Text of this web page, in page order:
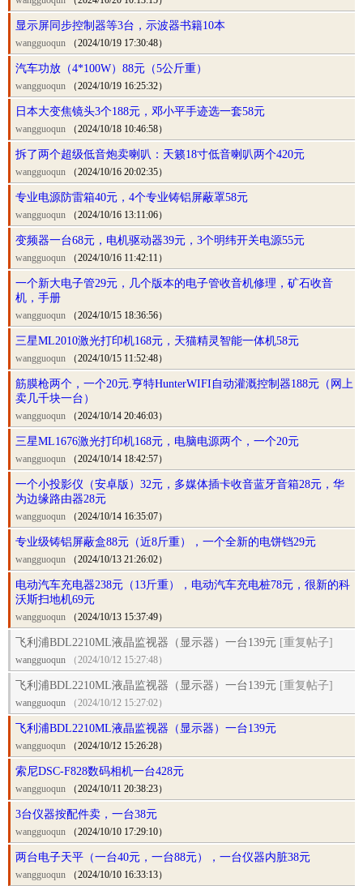
显示屏同步控制器等3台，示波器书籍10本
wangguoqun （2024/10/19 17:30:48）
汽车功放（4*100W）88元（5公斤重）
wangguoqun （2024/10/19 16:25:32）
日本大变焦镜头3个188元，邓小平手迹选一套58元
wangguoqun （2024/10/18 10:46:58）
拆了两个超级低音炮卖喇叭：天籁18寸低音喇叭两个420元
wangguoqun （2024/10/16 20:02:35）
专业电源防雷箱40元，4个专业铸铝屏蔽罩58元
wangguoqun （2024/10/16 13:11:06）
变频器一台68元，电机驱动器39元，3个明纬开关电源55元
wangguoqun （2024/10/16 11:42:11）
一个新大电子管29元，几个版本的电子管收音机修理，矿石收音
机，手册
wangguoqun （2024/10/15 18:36:56）
三星ML2010激光打印机168元，天猫精灵智能一体机58元
wangguoqun （2024/10/15 11:52:48）
筋膜枪两个，一个20元.亨特HunterWIFI自动灌溉控制器188元（网上
卖几千块一台）
wangguoqun （2024/10/14 20:46:03）
三星ML1676激光打印机168元，电脑电源两个，一个20元
wangguoqun （2024/10/14 18:42:57）
一个小投影仪（安卓版）32元，多媒体插卡收音蓝牙音箱28元，华
为边缘路由器28元
wangguoqun （2024/10/14 16:35:07）
专业级铸铝屏蔽盒88元（近8斤重），一个全新的电饼铛29元
wangguoqun （2024/10/13 21:26:02）
电动汽车充电器238元（13斤重），电动汽车充电桩78元，很新的科
沃斯扫地机69元
wangguoqun （2024/10/13 15:37:49）
飞利浦BDL2210ML液晶监视器（显示器）一台139元 [重复帖子]
wangguoqun （2024/10/12 15:27:48）
飞利浦BDL2210ML液晶监视器（显示器）一台139元 [重复帖子]
wangguoqun （2024/10/12 15:27:02）
飞利浦BDL2210ML液晶监视器（显示器）一台139元
wangguoqun （2024/10/12 15:26:28）
索尼DSC-F828数码相机一台428元
wangguoqun （2024/10/11 20:38:23）
3台仪器按配件卖，一台38元
wangguoqun （2024/10/10 17:29:10）
两台电子天平（一台40元，一台88元），一台仪器内脏38元
wangguoqun （2024/10/10 16:33:13）